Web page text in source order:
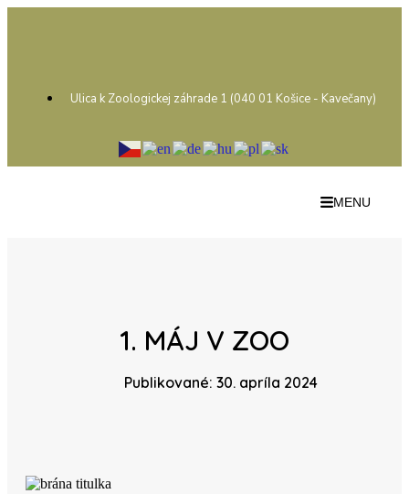
Ulica k Zoologickej záhrade 1 (040 01 Košice - Kavečany)
MENU
1. MÁJ V ZOO
Publikované: 30. apríla 2024